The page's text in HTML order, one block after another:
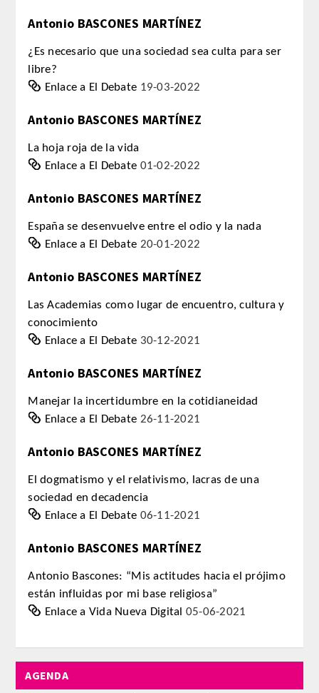
Números anteriores
APERTURA DE CURSO
CONVENIOS
Comunicación
Noticias
Antonio BASCONES MARTÍNEZ
¿Es necesario que una sociedad sea culta para ser
libre?
Enlace a El Debate 19-03-2022
Antonio BASCONES MARTÍNEZ
La hoja roja de la vida
Enlace a El Debate 01-02-2022
Antonio BASCONES MARTÍNEZ
España se desenvuelve entre el odio y la nada
Enlace a El Debate 20-01-2022
Antonio BASCONES MARTÍNEZ
Las Academias como lugar de encuentro, cultura y
conocimiento
Enlace a El Debate 30-12-2021
Antonio BASCONES MARTÍNEZ
Manejar la incertidumbre en la cotidianeidad
Enlace a El Debate 26-11-2021
Antonio BASCONES MARTÍNEZ
El dogmatismo y el relativismo, lacras de una
sociedad en decadencia
Enlace a El Debate 06-11-2021
Antonio BASCONES MARTÍNEZ
Antonio Bascones: “Mis actitudes hacia el prójimo
están influidas por mi base religiosa”
Enlace a Vida Nueva Digital 05-06-2021
AGENDA